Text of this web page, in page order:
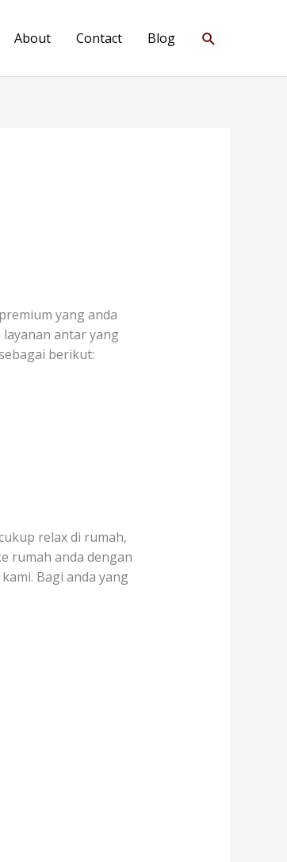
About Contact Blog Search
yang anda
antar yang
berikut:
relax di rumah,
rumah anda dengan
Bagi anda yang